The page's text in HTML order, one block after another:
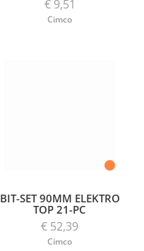
€ 9,51
Cimco
BIT-SET 90MM ELEKTRO
TOP 21-PC
€ 52,39
Cimco